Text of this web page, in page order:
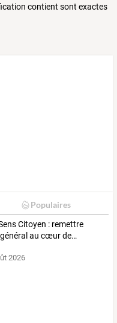
contient sont exactes
Populaires
Citoyen : remettre
général au cœurde…
2026